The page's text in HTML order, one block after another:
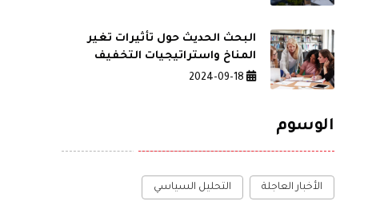
البحث الحديث حول تأثيرات تغير
المناخ واستراتيجيات التخفيف
الوسوم
الأخبار العاجلة التحليل السياسي